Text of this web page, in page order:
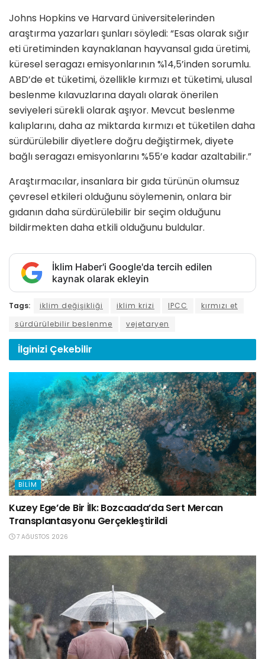
Johns Hopkins ve Harvard üniversitelerinden
araştırma yazarları şunları söyledi: “Esas olarak sığır
eti üretiminden kaynaklanan hayvansal gıda üretimi,
küresel seragazı emisyonlarının %14,5’inden sorumlu.
ABD’de et tüketimi, özellikle kırmızı et tüketimi, ulusal
beslenme kılavuzlarına dayalı olarak önerilen
seviyeleri sürekli olarak aşıyor. Mevcut beslenme
kalıplarını, daha az miktarda kırmızı et tüketilen daha
sürdürülebilir diyetlere doğru değiştirmek, diyete
bağlı seragazı emisyonlarını %55’e kadar azaltabilir.”
Araştırmacılar, insanlara bir gıda türünün olumsuz
çevresel etkileri olduğunu söylemenin, onlara bir
gıdanın daha sürdürülebilir bir seçim olduğunu
bildirmekten daha etkili olduğunu buldular.
İklim Haber'i Google'da tercih edilen
kaynak olarak ekleyin
Tags: iklim değişikliği iklim krizi IPCC
kırmızı et
sürdürülebilir beslenme
vejetaryen
İlginizi Çekebilir
BILIM
Kuzey Ege’de Bir İlk: Bozcaada’da Sert Mercan
Transplantasyonu Gerçekleştirildi
7 AĞUSTOS 2026